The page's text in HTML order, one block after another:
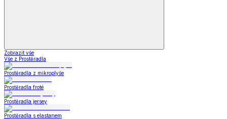
Zobrazit vše
Vše z Prostěradla
Prostěradla z mikroplyše
Prostěradla froté
Prostěradla jersey
Prostěradla s elastanem